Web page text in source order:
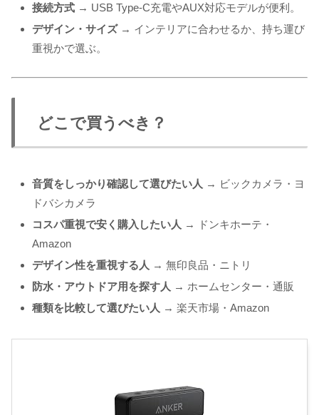
接続方式 → USB Type-C充電やAUX対応モデルが便利。
デザイン・サイズ→ インテリアに合わせるか、持ち運び
重視かで選ぶ。
どこで買うべき？
音質をしっかり確認して選びたい人 → ビックカメラ・ヨ
ドバシカメラ
コスパ重視で安く購入したい人 → ドンキホーテ・
Amazon
デザイン性を重視する人 → 無印良品・ニトリ
防水・アウトドア用を探す人 → ホームセンター・通販
種類を比較して選びたい人 → 楽天市場・Amazon